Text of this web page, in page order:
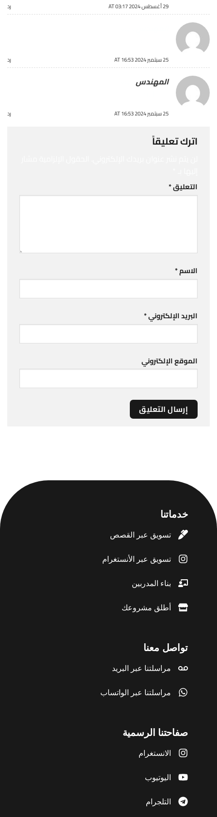
29 أغسطس 2024 AT 03:17 رد
25 سبتمبر 2024 AT 16:53 رد
المهندس
25 سبتمبر 2024 AT 16:53 رد
اترك تعليقاً
التعليق*
الاسم*
البريد الإلكتروني*
الموقع الإلكتروني
خدماتنا
تسويق عبر القصص
تسويق عبر الأنستغرام
بناء المدربين
أطلق مشروعك
تواصل معنا
مراسلتنا عبر البريد
مراسلتنا عبر الواتساب
صفاحتنا الرسمية
الانستغرام
اليوتيوب
التلجرام